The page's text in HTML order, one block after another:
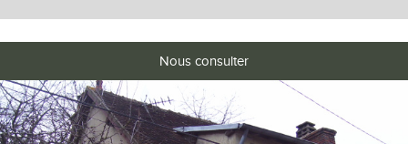
Nous consulter